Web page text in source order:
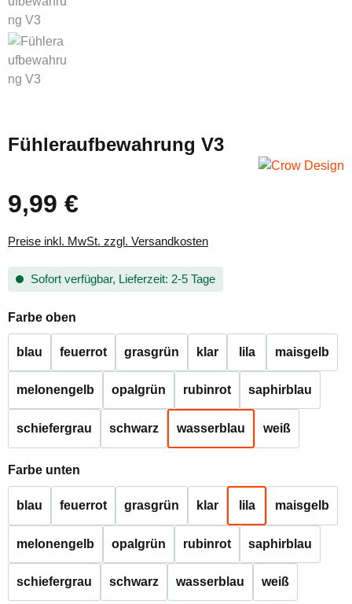
Fühleraufbewahrung V3
Regulärer Preis:
9,99 €
Preise inkl. MwSt. zzgl. Versandkosten
Sofort verfügbar, Lieferzeit: 2-5 Tage
Farbe oben
blau feuerrot grasgrün klar lila maisgelb
melonengelb opalgrün rubinrot saphirblau
schiefergrau schwarz wasserblau weiß
Farbe unten
blau feuerrot grasgrün klar lila maisgelb
melonengelb opalgrün rubinrot saphirblau
schiefergrau schwarz wasserblau weiß